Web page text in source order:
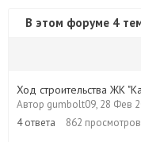
В этом форуме 4
Ход строительства ЖК
Автор gumbolt09, 28 Фев
4 ответа 862 просмотров